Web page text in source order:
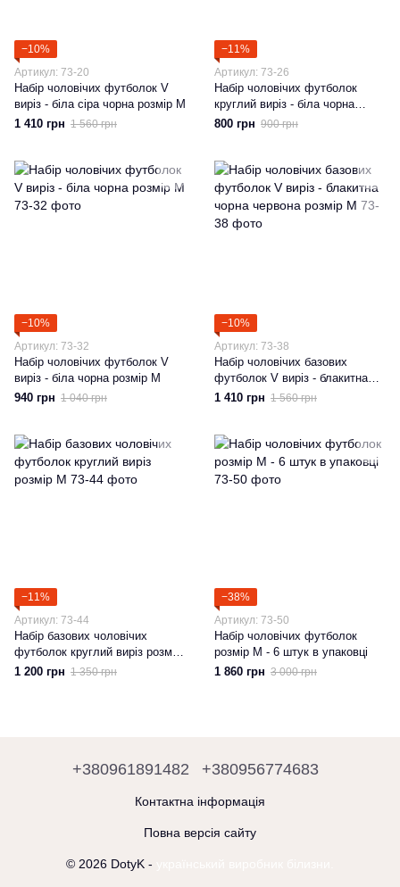
−10%
Артикул: 73-20
Набір чоловічих футболок V
виріз - біла сіра чорна розмір М
1 410 грн 1 560 грн
−11%
Артикул: 73-26
Набір чоловічих футболок
круглий виріз - біла чорна
розмір М
800 грн 900 грн
−10%
Артикул: 73-32
Набір чоловічих футболок V
виріз - біла чорна розмір М
940 грн 1 040 грн
−10%
Артикул: 73-38
Набір чоловічих базових
футболок V виріз - блакитна
чорна червона розмір М
1 410 грн 1 560 грн
−11%
Артикул: 73-44
Набір базових чоловічих
футболок круглий виріз розмір
М
1 200 грн 1 350 грн
−38%
Артикул: 73-50
Набір чоловічих футболок
розмір М - 6 штук в упаковці
1 860 грн 3 000 грн
+380961891482 +380956774683
Контактна інформація
Повна версія сайту
© 2026 DotyK -